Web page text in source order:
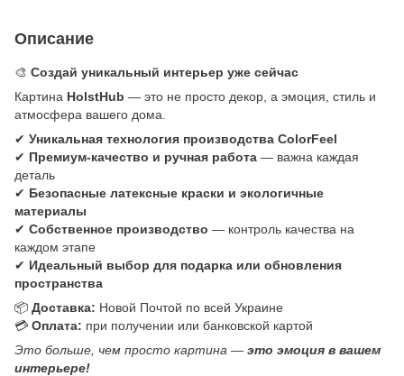
Описание
🎨 Создай уникальный интерьер уже сейчас
Картина HolstHub — это не просто декор, а эмоция, стиль и
атмосфера вашего дома.
✔ Уникальная технология производства ColorFeel
✔ Премиум-качество и ручная работа — важна каждая
деталь
✔ Безопасные латексные краски и экологичные
материалы
✔ Собственное производство — контроль качества на
каждом этапе
✔ Идеальный выбор для подарка или обновления
пространства
📦 Доставка: Новой Почтой по всей Украине
💳 Оплата: при получении или банковской картой
Это больше, чем просто картина — это эмоция в вашем
интерьере!